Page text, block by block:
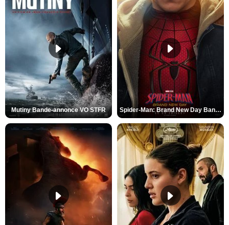
Mutiny Bande-annonce VO STFR Spider-Man: Brand New Day Bande-annonce VO STFR